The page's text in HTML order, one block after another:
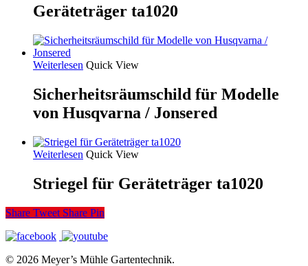
Geräteträger ta1020
Weiterlesen Quick View
Sicherheitsräumschild für Modelle
von Husqvarna / Jonsered
Weiterlesen Quick View
Striegel für Geräteträger ta1020
Share Tweet Share Pin
© 2026 Meyer’s Mühle Gartentechnik.